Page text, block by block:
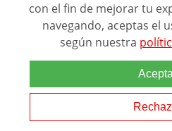
SOLICITAR
con el fin de mejorar tu
navegando, aceptas el
según nuestra